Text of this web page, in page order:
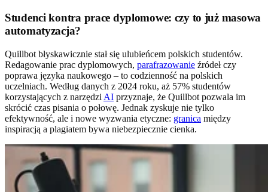
Studenci kontra prace dyplomowe: czy to już masowa
automatyzacja?
Quillbot błyskawicznie stał się ulubieńcem polskich studentów.
Redagowanie prac dyplomowych, parafrazowanie źródeł czy
poprawa języka naukowego – to codzienność na polskich
uczelniach. Według danych z 2024 roku, aż 57% studentów
korzystających z narzędzi AI przyznaje, że Quillbot pozwala im
skrócić czas pisania o połowę. Jednak zyskuje nie tylko
efektywność, ale i nowe wyzwania etyczne: granica między
inspiracją a plagiatem bywa niebezpiecznie cienka.